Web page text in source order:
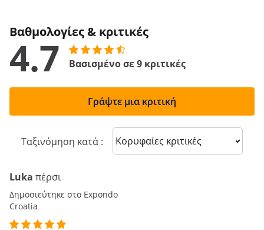
Βαθμολογίες & κριτικές
4.7 Βασισμένο σε 9 κριτικές
Γράψτε μια κριτική
Ταξινόμηση κατά : Sort reviews
Luka πέρσι
Δημοσιεύτηκε στο Expondo
Croatia